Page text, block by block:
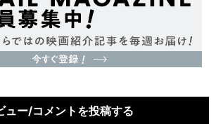
ュー/コメントを投稿する